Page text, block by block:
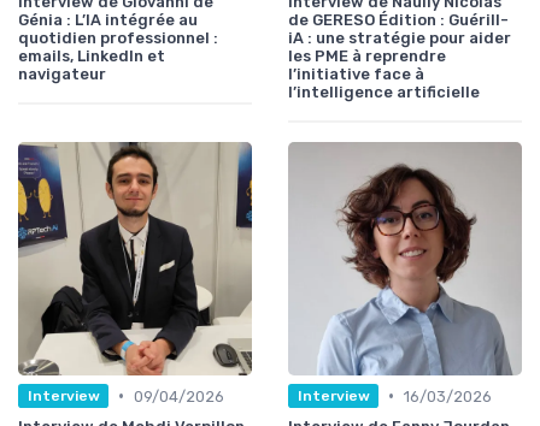
Génia : L’IA intégrée au
quotidien professionnel :
emails, LinkedIn et
navigateur
de GERESO Édition : Guérill-
iA : une stratégie pour aider
les PME à reprendre
l’initiative face à
l’intelligence artificielle
Interview • 09/04/2026
Interview • 16/03/2026